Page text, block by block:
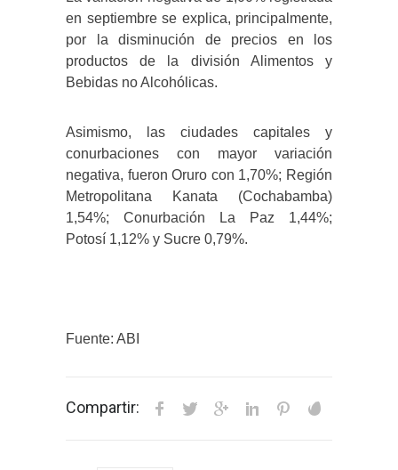
en septiembre se explica, principalmente,
por la disminución de precios en los
productos de la división Alimentos y
Bebidas no Alcohólicas.
Asimismo, las ciudades capitales y
conurbaciones con mayor variación
negativa, fueron Oruro con 1,70%; Región
Metropolitana Kanata (Cochabamba)
1,54%; Conurbación La Paz 1,44%;
Potosí 1,12% y Sucre 0,79%.
Fuente: ABI
Compartir: